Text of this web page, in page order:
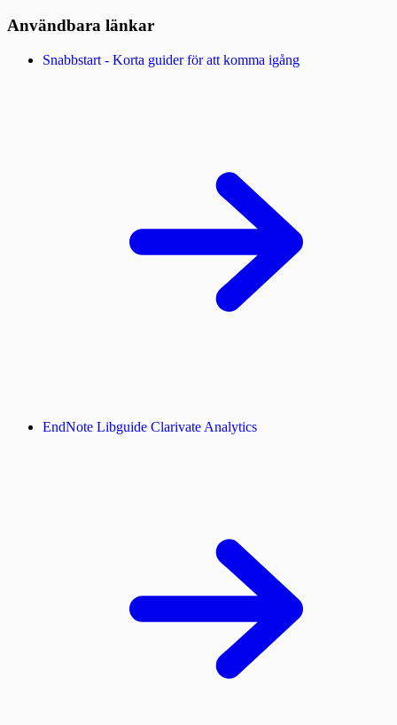
Användbara länkar
Snabbstart - Korta guider för att komma igång
EndNote Libguide Clarivate Analytics